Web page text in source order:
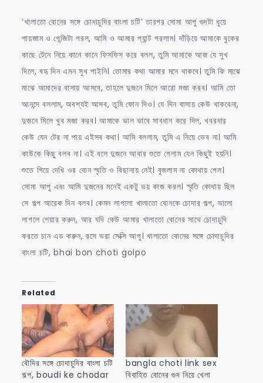
‘খালাতো বোনের সঙ্গে চোদাচুদির বাংলা চটি’ তারপর সোমা আপু গুদটা ধুয়ে
পায়জাম ও গেন্জিটা পরল, আমি ও আমার প্যান্ট পরলাম। দাঁড়িয়ে আমাকে বুকের
কাছে টেনে নিয়ে কানে কানে ফিসফিস করে বলল, তুমি আমাকে আজ যে সুখ
দিলে, বহৃ দিন এমন সুখ পাইনি। তোমার কথা আমার মনে থাকবে। তুমি কি মাঝে
মাঝে আমাদের বাসায় আসবে, তাহলে দুজনে মিলে আরো মজা করব। আমি তো
আনন্দে বললাম, অবশ্যই আসব, তুমি ফোন দিও। যে দিন বাসায় কেউ থাকবেনা,
দুজনে মিলে খুব মজা করব। আমাকে ভাল ভাবে সাবধান করে দিল, খবরদার
কেউ যেন টের না পায় এইসব কথা। আমি বললাম, তুমি এ নিয়ে ভেব না। আমি
কাউকে কিছু বলব না। এই বলে দুজনে আবার শুতে গেলাম যেন কিছুই হয়নি।
শুতে গিয়ে দেখি ওর বোন স্মৃতি ও বিছানায় নেই। বুজলাম না কোথায় গেল।
সোমা আপু এবং আমি দুজনের মনেই একটু ভয় কাজ করল। স্মৃতি কোথায় ছিল
সে গল্প আরেক দিন বলব। কেমন লাগলো খালাতো বোনকে চোদার গল্প, ভালো
লাগলে শেয়ার করুন, আর যদি কেউ আমার খালাতো বোনের সাথে চোদাচুদি
করতে চান এড করুন, রসে ভরা সেক্সি আপু। খালাতো বোনের সঙ্গে চোদাচুদির
বাংলা চটি, bhai bon choti golpo
Related
বৌদির সঙ্গে চোদাচুদির বাংলা চটি
গল্প, boudi ke chodar
bangla choti link sex
বিবাহিত বোনের গুদ নিয়ে খেলা